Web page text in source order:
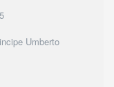
Umberto